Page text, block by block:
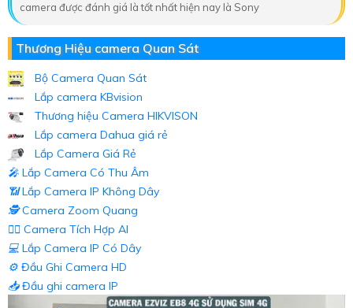
camera được đánh giá là tốt nhất hiện nay là Sony
Thương Hiệu camera Quan Sát
Bộ Camera Quan Sát
Lắp camera KBvision
Thương hiệu Camera HIKVISON
Lắp camera Dahua giá rẻ
Lắp Camera Giá Rẻ
️🎤️ Lắp Camera Có Thu Âm
📶Lắp Camera IP Không Dây
🕵️Camera Zoom Quang
🧛‍♀️ Camera Tích Hợp AI
💻 Lắp Camera IP Có Dây
⚙️ Đầu Ghi Camera HD
📥Đầu ghi camera IP